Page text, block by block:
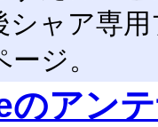
シャア専
ジ。
アン